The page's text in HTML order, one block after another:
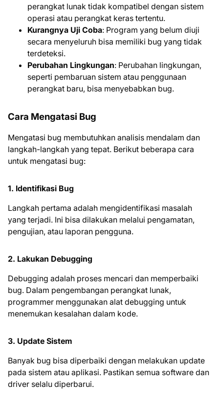
perangkat lunak tidak kompatibel dengan sistem
operasi atau perangkat keras tertentu.
Kurangnya Uji Coba: Program yang belum diuji
secara menyeluruh bisa memiliki bug yang tidak
terdeteksi.
Perubahan Lingkungan: Perubahan lingkungan,
seperti pembaruan sistem atau penggunaan
perangkat baru, bisa menyebabkan bug.
Cara Mengatasi Bug
Mengatasi bug membutuhkan analisis mendalam dan
langkah-langkah yang tepat. Berikut beberapa cara
untuk mengatasi bug:
1. Identifikasi Bug
Langkah pertama adalah mengidentifikasi masalah
yang terjadi. Ini bisa dilakukan melalui pengamatan,
pengujian, atau laporan pengguna.
2. Lakukan Debugging
Debugging adalah proses mencari dan memperbaiki
bug. Dalam pengembangan perangkat lunak,
programmer menggunakan alat debugging untuk
menemukan kesalahan dalam kode.
3. Update Sistem
Banyak bug bisa diperbaiki dengan melakukan update
pada sistem atau aplikasi. Pastikan semua software dan
driver selalu diperbarui.